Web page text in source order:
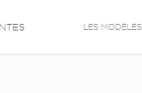
LES MODÈLES